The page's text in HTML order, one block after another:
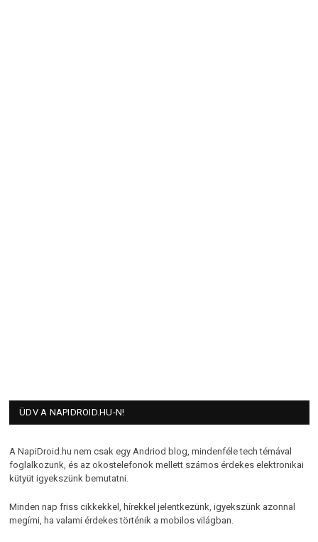
ÜDV A NAPIDROID.HU-N!
A NapiDroid.hu nem csak egy Andriod blog, mindenféle tech témával
foglalkozunk, és az okostelefonok mellett számos érdekes elektronikai
kütyüt igyekszünk bemutatni.
Minden nap friss cikkekkel, hírekkel jelentkezünk, igyekszünk azonnal
megírni, ha valami érdekes történik a mobilos világban.